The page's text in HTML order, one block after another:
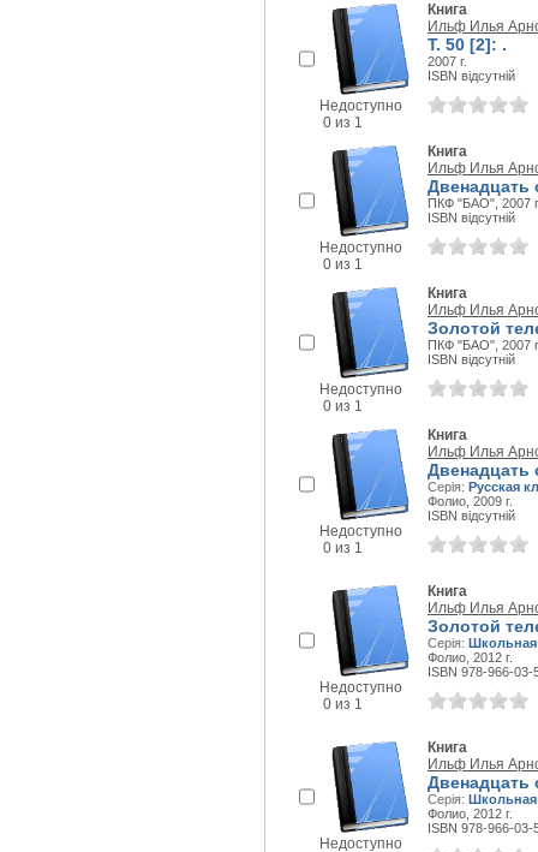
Недоступно
0 из 1
Книга
Ильф Илья
Т. 50 [2]: .
2007 г.
ISBN відсутній
Недоступно
0 из 1
Книга
Ильф Илья
Двенадцать
ПКФ "БАО", 2007
ISBN відсутній
Недоступно
0 из 1
Книга
Ильф Илья
Золотой
ПКФ "БАО", 2007
ISBN відсутній
Недоступно
0 из 1
Книга
Ильф Илья
Двенадцать
Серія: Русская
Фолио, 2009 г.
ISBN відсутній
Недоступно
0 из 1
Книга
Ильф Илья
Золотой
Серія: Школьная
Фолио, 2012 г.
ISBN 978-966-03-
Недоступно
Книга
Ильф Илья
Двенадцать
Серія: Школьная
Фолио, 2012 г.
ISBN 978-966-03-